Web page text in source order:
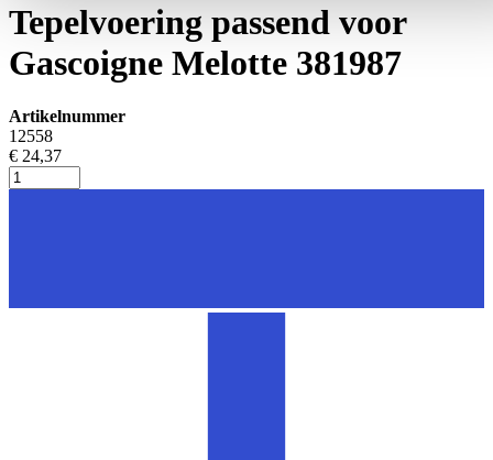
Tepelvoering passend voor
Gascoigne Melotte 381987
Artikelnummer
12558
€ 24,37